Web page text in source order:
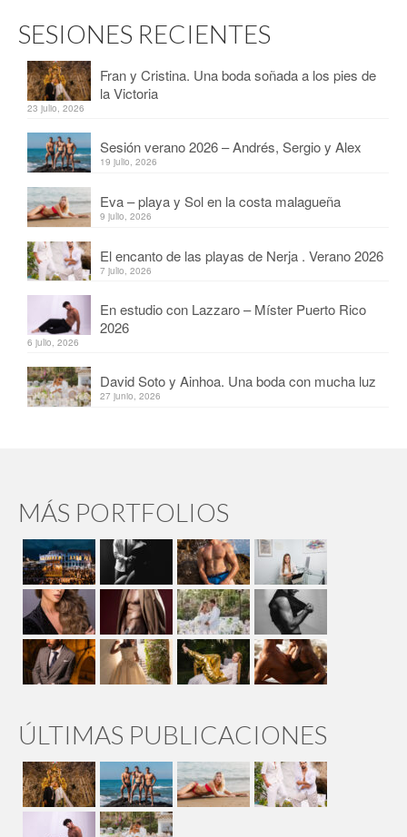
SESIONES RECIENTES
Fran y Cristina. Una boda soñada a los pies de
la Victoria
23 julio, 2026
Sesión verano 2026 – Andrés, Sergio y Alex
19 julio, 2026
Eva – playa y Sol en la costa malagueña
9 julio, 2026
El encanto de las playas de Nerja . Verano 2026
7 julio, 2026
En estudio con Lazzaro – Míster Puerto Rico
2026
6 julio, 2026
David Soto y Ainhoa. Una boda con mucha luz
27 junio, 2026
MÁS PORTFOLIOS
ÚLTIMAS PUBLICACIONES